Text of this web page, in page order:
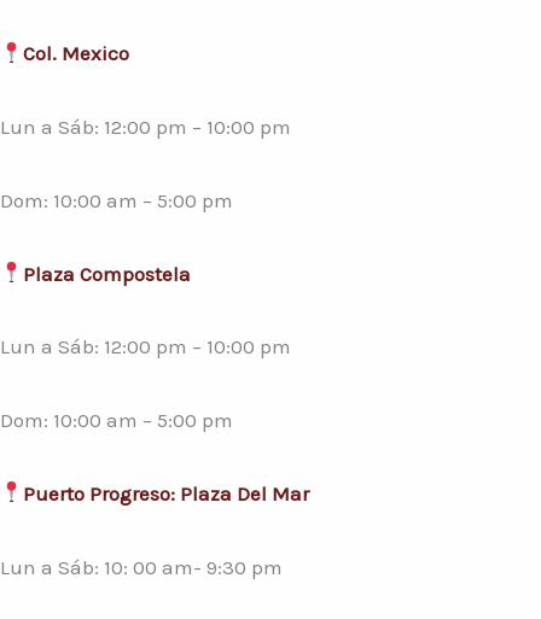
Col. Mexico
Lun a Sáb: 12:00 pm – 10:00 pm
Dom: 10:00 am – 5:00 pm
Plaza Compostela
Lun a Sáb: 12:00 pm – 10:00 pm
Dom: 10:00 am – 5:00 pm
Puerto Progreso: Plaza Del Mar
Lun a Sáb: 10: 00 am- 9:30 pm